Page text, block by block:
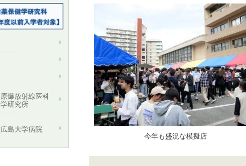
今年も盛況な模擬店
原爆放射線医科
学研究所
広島大学病院